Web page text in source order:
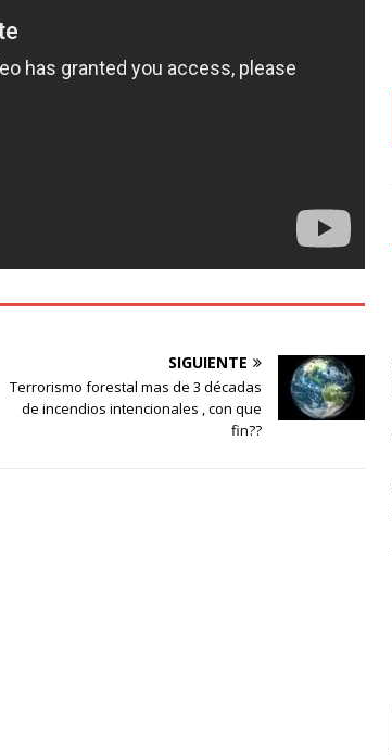
SIGUIENTE
Terrorismo forestal mas de 3 décadas
de incendios intencionales , con que
fin??